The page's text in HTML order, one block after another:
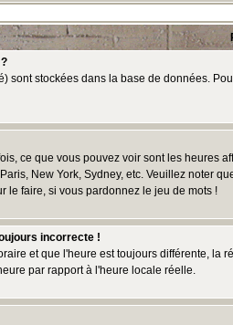
sont stockées dans la base de données.
ce que vous pouvez voir sont les
New York, Sydney, etc. Veuillez noter
le faire, si vous pardonnez le jeu de mots !
incorrecte !
et que l'heure est toujours différente,
par rapport à l'heure locale réelle.